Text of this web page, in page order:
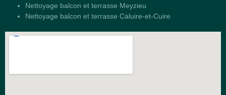
Nettoyage balcon et terrasse Meyzieu
Nettoyage balcon et terrasse Caluire-et-Cuire